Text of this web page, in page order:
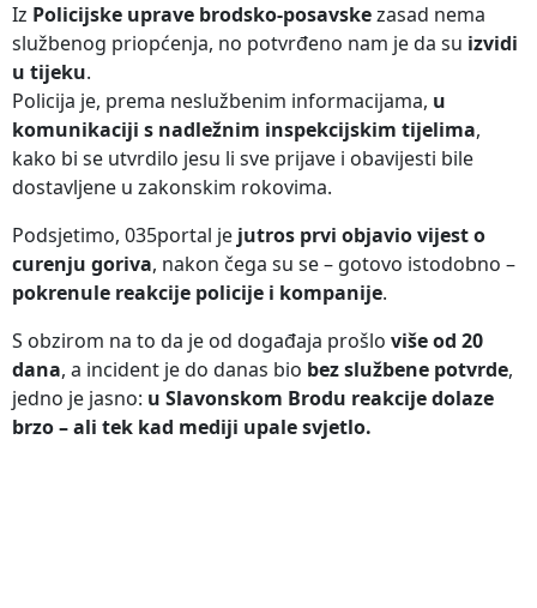
Iz Policijske uprave brodsko-posavskezasad nema
službenog priopćenja, no potvrđeno nam je da su izvidi
u tijeku.
Policija je, prema neslužbenim informacijama, u
komunikaciji s nadležnim inspekcijskim tijelima,
kako bi se utvrdilo jesu li sve prijave i obavijesti bile
dostavljene u zakonskim rokovima.
Podsjetimo, 035portal je jutros prvi objavio vijest o
curenju goriva, nakon čega su se – gotovo istodobno –
pokrenule reakcije policije i kompanije.
S obzirom na to da je od događaja prošlo više od 20
dana, a incident je do danas bio bez službene potvrde,
jedno je jasno: u Slavonskom Brodu reakcije dolaze
brzo – ali tek kad mediji upale svjetlo.